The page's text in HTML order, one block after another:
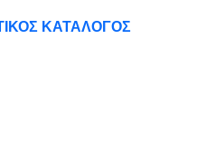
ΚΑΤΑΛΟΓΟΣ